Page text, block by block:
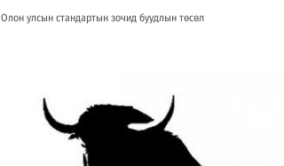
Олон улсын стандартын зочид буудлын төсөл